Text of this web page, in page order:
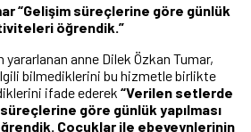
“Gelişim süreçlerine göre günlük
öğrendik.”
yararlanan anne Dilek Özkan Tumar,
bilmediklerini bu hizmetle birlikte
ifade ederek “Verilen setlerde
göre günlük yapılması
Çocuklar ile ebeveynlerinin